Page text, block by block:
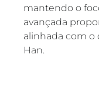
mantendo o
avançada
alinhada com o
Han.